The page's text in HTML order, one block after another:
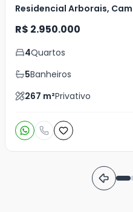
Residencial Arborais,
R$ 2.950.000
4Quartos
5Banheiros
267 m²Privativo